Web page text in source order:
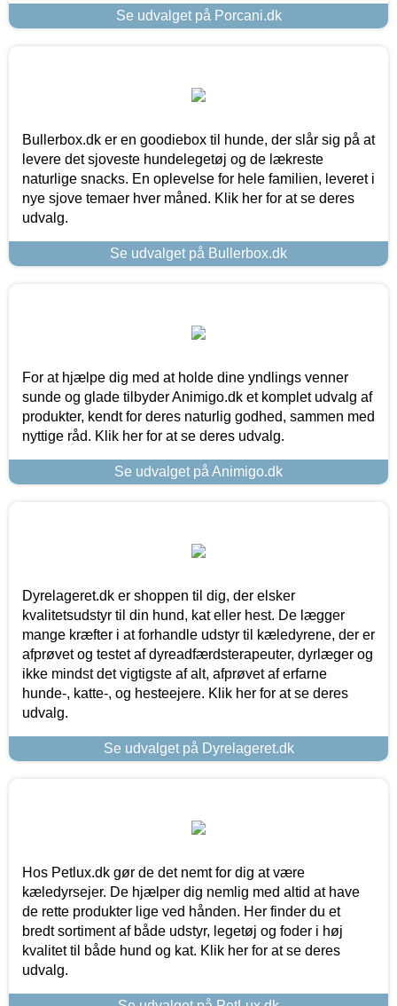
Se udvalget på Porcani.dk
Bullerbox.dk er en goodiebox til hunde, der slår sig på at
levere det sjoveste hundelegetøj og de lækreste
naturlige snacks. En oplevelse for hele familien, leveret i
nye sjove temaer hver måned. Klik her for at se deres
udvalg.
Se udvalget på Bullerbox.dk
For at hjælpe dig med at holde dine yndlings venner
sunde og glade tilbyder Animigo.dk et komplet udvalg af
produkter, kendt for deres naturlig godhed, sammen med
nyttige råd. Klik her for at se deres udvalg.
Se udvalget på Animigo.dk
Dyrelageret.dk er shoppen til dig, der elsker
kvalitetsudstyr til din hund, kat eller hest. De lægger
mange kræfter i at forhandle udstyr til kæledyrene, der er
afprøvet og testet af dyreadfærdsterapeuter, dyrlæger og
ikke mindst det vigtigste af alt, afprøvet af erfarne
hunde-, katte-, og hesteejere. Klik her for at se deres
udvalg.
Se udvalget på Dyrelageret.dk
Hos Petlux.dk gør de det nemt for dig at være
kæledyrsejer. De hjælper dig nemlig med altid at have
de rette produkter lige ved hånden. Her finder du et
bredt sortiment af både udstyr, legetøj og foder i høj
kvalitet til både hund og kat. Klik her for at se deres
udvalg.